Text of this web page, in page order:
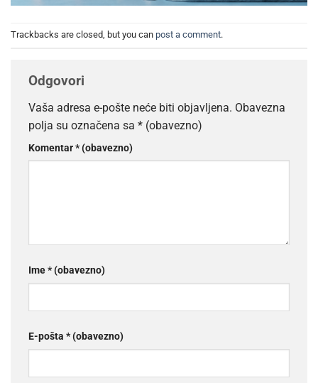
Trackbacks are closed, but you can post a comment.
Odgovori
Vaša adresa e-pošte neće biti objavljena. Obavezna
polja su označena sa * (obavezno)
Komentar* (obavezno)
Ime* (obavezno)
E-pošta * (obavezno)